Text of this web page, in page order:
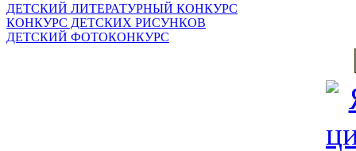
ДЕТСКИЙ ЛИТЕРАТУРНЫЙ КОНКУРС
КОНКУРС ДЕТСКИХ РИСУНКОВ
ДЕТСКИЙ ФОТОКОНКУРС